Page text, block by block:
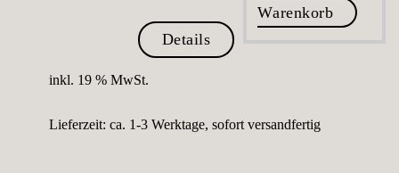
Details
Warenkorb
inkl. 19 % MwSt.
Lieferzeit: ca. 1-3 Werktage, sofort versandfertig